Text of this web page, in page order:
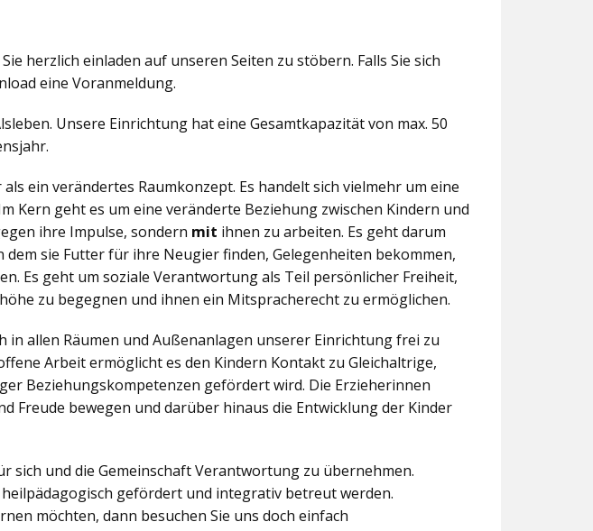
herzlich einladen auf unseren Seiten zu stöbern. Falls Sie sich
eine Voranmeldung.
Unsere Einrichtung hat eine Gesamtkapazität von max. 50
ein verändertes Raumkonzept. Es handelt sich vielmehr um eine
Kern geht es um eine veränderte Beziehung zwischen Kindern und
ihre Impulse, sondern mit ihnen zu arbeiten. Es geht darum
sie Futter für ihre Neugier finden, Gelegenheiten bekommen,
Es geht um soziale Verantwortung als Teil persönlicher Freiheit,
zu begegnen und ihnen ein Mitspracherecht zu ermöglichen.
allen Räumen und Außenanlagen unserer Einrichtung frei zu
Arbeit ermöglicht es den Kindern Kontakt zu Gleichaltrige,
Beziehungskompetenzen gefördert wird. Die Erzieherinnen
Freude bewegen und darüber hinaus die Entwicklung der Kinder
sich und die Gemeinschaft Verantwortung zu übernehmen.
gefördert und integrativ betreut werden.
möchten, dann besuchen Sie uns doch einfach